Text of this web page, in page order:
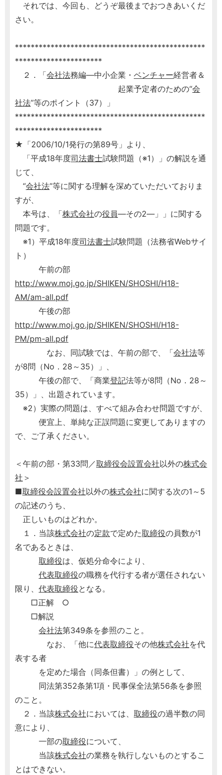
それでは、今回も、どうぞ最後までおつきあいくだ
さい。
************************************************
**********************
２．「会社法務編―中小企業・ ベンチャー経営者＆
起業予定者のための“会
社法”等のポイント（37）」
************************************************
**********************
★「2006/10/1発行の第89号」より、
「平成18年度司法書士試験問題（※1）」の解説を通
じて、
“会社法”等に関する理解を深めていただいておりま
すが、
本号は、「株式会社の役員―その2―」」に関する
問題です。
※1）平成18年度司法書士試験問題（法務省Webサイ
ト）
午前の部
http://www.moj.go.jp/SHIKEN/SHOSHI/H18-
AM/am-all.pdf
午後の部
http://www.moj.go.jp/SHIKEN/SHOSHI/H18-
PM/pm-all.pdf
なお、同試験では、午前の部で、「会社法等
が8問（No．28～35）」、
午後の部で、「商業登記法等が8問（No．28～
35）」、出題されています。
※2）実際の問題は、すべて組み合わせ問題ですが、
便宜上、単純な正誤問題に変更してありますの
で、ご了承ください。
＜午前の部・第33問／取締役会設置会社以外の株式会
社 ＞
■取締役会設置会社以外の株式会社に関する次の1～5
の記述のうち、
正しいものはどれか。
１．当該株式会社の定款で定めた取締役の員数が1
名であるときは、
取締役は、仮処分命令により、
代表取締役の職務を代行する者が選任されない
限り、 代表取締役となる。
□正解 ○
□解説
会社法第349条を参照のこと。
なお、「他に代表取締役その他株式会社を代
表する者
を定めた場合（同条但書）」の例として、
同法第352条第1項・民事保全法第56条を参照
のこと。
２．当該株式会社においては、 取締役の過半数の同
意により、
一部の取締役について、
当該株式会社の業務を執行しないものとするこ
とはできない。